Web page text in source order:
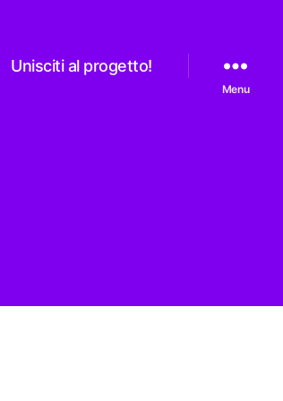
Unisciti al progetto!
Menu